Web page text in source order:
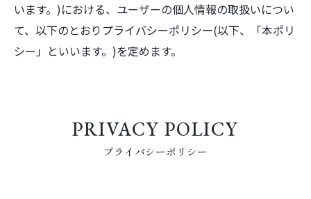
います。)における、ユーザーの個人情報の取扱いについ
て、以下のとおりプライバシーポリシー(以下、「本ポリ
シー」といいます。)を定めます。
プライバシーポリシー
PRIVACY POLICY